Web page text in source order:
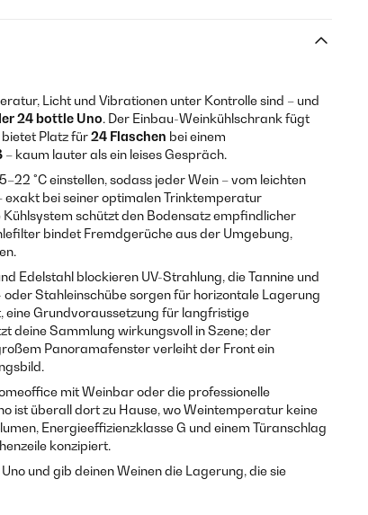
Licht und Vibrationen unter Kontrolle sind – und
24 bottle Uno. Der Einbau-Weinkühlschrank fügt
bietet Platz für24 Flaschen bei einem
– kaum lauter als ein leises Gespräch.
°C einstellen, sodass jeder Wein – vom leichten
exakt bei seiner optimalen Trinktemperatur
schützt den Bodensatz empfindlicher
bindet Fremdgerüche aus der Umgebung,
Edelstahl blockieren UV-Strahlung, die Tannine und
Stahleinschübe sorgen für horizontale Lagerung
eine Grundvoraussetzung für langfristige
deine Sammlung wirkungsvoll in Szene; der
Panoramafenster verleiht der Front ein
mit Weinbar oder die professionelle
ist überall dort zu Hause, wo Weintemperatur keine
Energieeffizienzklasse G und einem Türanschlag
konzipiert.
und gib deinen Weinen die Lagerung, die sie